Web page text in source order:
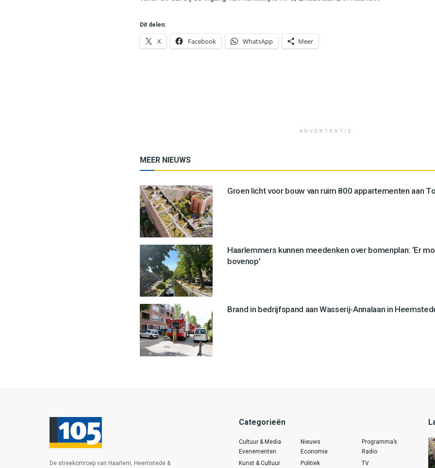
Dit delen:
X Facebook WhatsApp Meer
ADVERTENTIE
MEER NIEUWS
Groen licht voor bouw van ruim 800 appartementen aan
Haarlemmers kunnen meedenken over bomenplan: ‘Er
bovenop’
Brand in bedrijfspand aan Wasserij-Annalaan in
De streekomroep van Haarlem, Heemstede &
Categorieën
Cultuur & Media
Evenementen
Kunst & Cultuur
Nieuws
Economie
Politiek
Programma’s
Radio
TV